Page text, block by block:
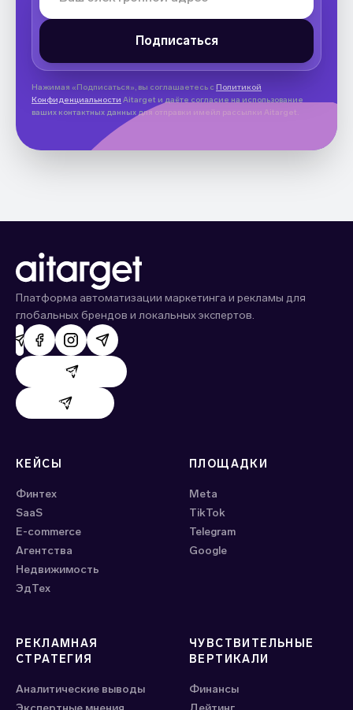
Нажимая «Подписаться», вы соглашаетесь с Политикой
Конфиденциальности Aitarget и даёте согласие на использование
ваших контактных данных для отправки имейл рассылки Aitarget.
Платформа автоматизации маркетинга и рекламы для
глобальных брендов и локальных экспертов.
Поддержка AdHand
Поддержка Evido
КЕЙСЫ
Финтех
SaaS
E-commerce
Агентства
Недвижимость
ЭдТех
ПЛОЩАДКИ
Meta
ТikTok
Telegram
Google
РЕКЛАМНАЯ
СТРАТЕГИЯ
Аналитические выводы
ЧУВСТВИТЕЛЬНЫЕ
ВЕРТИКАЛИ
Финансы